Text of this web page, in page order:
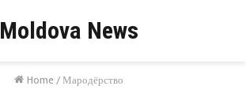
Moldova News
Home /Мародёрство